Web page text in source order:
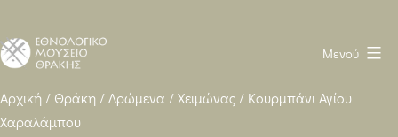
Ethnological
Museum
Μενού
Αρχική / Θράκη /Δρώμενα /Χειμώνας / Κουρμπάνι Αγίου
Χαραλάμπου